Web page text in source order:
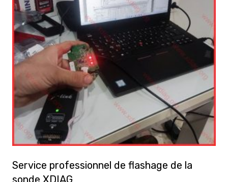
Service professionnel de flashage de la
sonde XDIAG